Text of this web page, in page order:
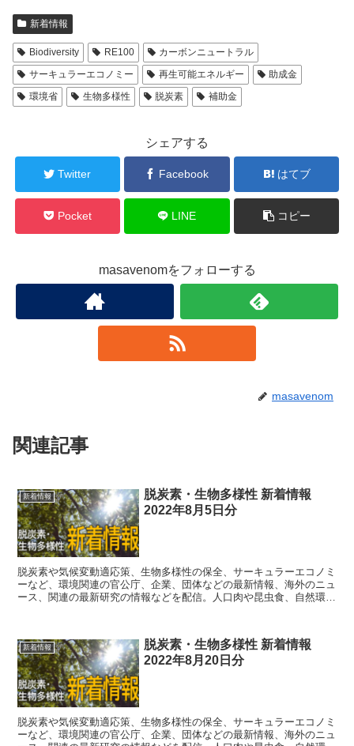
新着情報
Biodiversity RE100
カーボンニュートラル
サーキュラーエコノミー
再生可能エネルギー
助成金
環境省
生物多様性 脱炭素 補助金
シェアする
Twitter Facebook はてブ
Pocket LINE コピー
masavenomをフォローする
masavenom
関連記事
新着情報
脱炭素・生物多様性 新着情報
2022年8月5日分
脱炭素や気候変動適応策、生物多様性の保全、サーキュラーエコノミ
ーなど、環境関連の官公庁、企業、団体などの最新情報、海外のニュ
ース、関連の最新研究の情報などを配信。人口肉や昆虫食、自然環境
新着情報
脱炭素・生物多様性 新着情報
2022年8月20日分
脱炭素や気候変動適応策、生物多様性の保全、サーキュラーエコノミ
ーなど、環境関連の官公庁、企業、団体などの最新情報、海外のニュ